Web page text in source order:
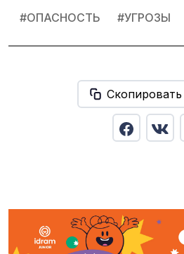
#ОПАСНОСТЬ #УГРОЗЫ